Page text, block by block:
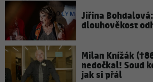
Jiřina
dlouhověkost
Milan Knížák
nedočkal! Soud
jak si přál